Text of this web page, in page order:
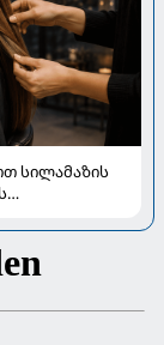
სილამაზის